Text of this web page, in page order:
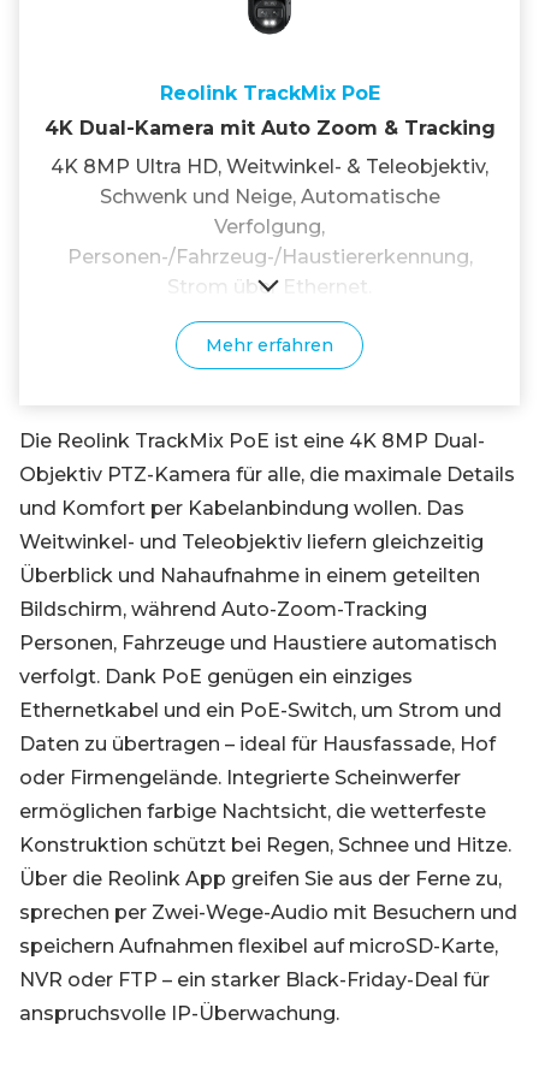
Reolink TrackMix PoE
4K Dual-Kamera mit Auto Zoom & Tracking
4K 8MP Ultra HD, Weitwinkel- & Teleobjektiv,
Schwenk und Neige, Automatische
Verfolgung,
Personen-/Fahrzeug-/Haustiererkennung,
Strom über Ethernet.
Mehr erfahren
Die Reolink TrackMix PoE ist eine 4K 8MP Dual-
Objektiv PTZ-Kamera für alle, die maximale Details
und Komfort per Kabelanbindung wollen. Das
Weitwinkel- und Teleobjektiv liefern gleichzeitig
Überblick und Nahaufnahme in einem geteilten
Bildschirm, während Auto-Zoom-Tracking
Personen, Fahrzeuge und Haustiere automatisch
verfolgt. Dank PoE genügen ein einziges
Ethernetkabel und ein PoE-Switch, um Strom und
Daten zu übertragen – ideal für Hausfassade, Hof
oder Firmengelände. Integrierte Scheinwerfer
ermöglichen farbige Nachtsicht, die wetterfeste
Konstruktion schützt bei Regen, Schnee und Hitze.
Über die Reolink App greifen Sie aus der Ferne zu,
sprechen per Zwei-Wege-Audio mit Besuchern und
speichern Aufnahmen flexibel auf microSD-Karte,
NVR oder FTP – ein starker Black-Friday-Deal für
anspruchsvolle IP-Überwachung.